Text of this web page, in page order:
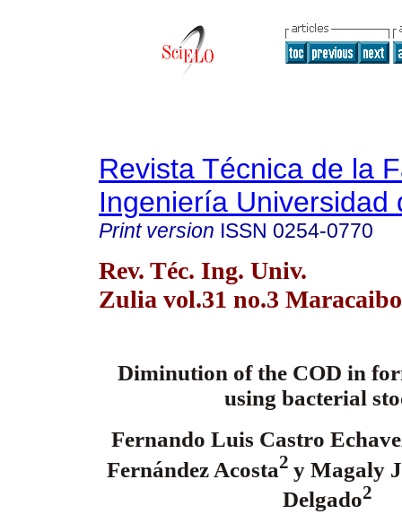
Revista Técnica de la
Ingeniería Universidad
Print version ISSN 0254-0770
Rev. Téc. Ing. Univ.
Zulia vol.31 no.3
Diminution of the COD in
using bacterial
Fernando Luis Castro
Fernández Acosta2 y Magaly
Delgado2